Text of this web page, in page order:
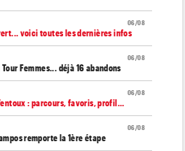
06/08
voici toutes les dernières infos
06/08
Femmes... déjà 16 abandons
06/08
: parcours, favoris, profil…
06/08
remporte la 1ère étape